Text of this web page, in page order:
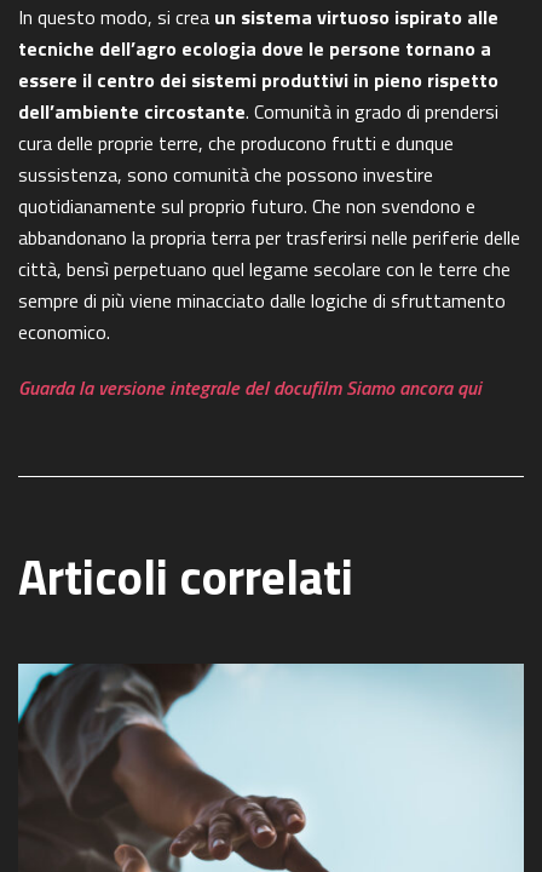
In questo modo, si crea un sistema virtuoso ispirato alle
tecniche dell’agro ecologia dove le persone tornano a
essere il centro dei sistemi produttivi in pieno rispetto
dell’ambiente circostante. Comunità in grado di prendersi
cura delle proprie terre, che producono frutti e dunque
sussistenza, sono comunità che possono investire
quotidianamente sul proprio futuro. Che non svendono e
abbandonano la propria terra per trasferirsi nelle periferie delle
città, bensì perpetuano quel legame secolare con le terre che
sempre di più viene minacciato dalle logiche di sfruttamento
economico.
Guarda la versione integrale del docufilm Siamo ancora qui
Articoli correlati